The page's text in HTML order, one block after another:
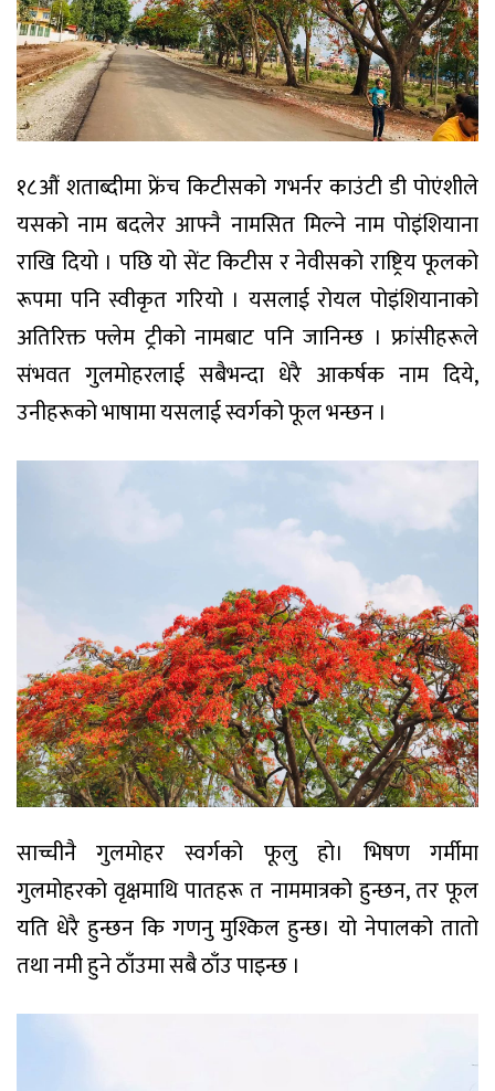
१८औं शताब्दीमा फ्रेंच किटीसको गभर्नर काउंटी डी पोएंशीले
यसको नाम बदलेर आफ्नै नामसित मिल्ने नाम पोइंशियाना
राखि दियो । पछि यो सेंट किटीस र नेवीसको राष्ट्रिय फूलको
रूपमा पनि स्वीकृत गरियो । यसलाई रोयल पोइंशियानाको
अतिरिक्त फ्लेम ट्रीको नामबाट पनि जानिन्छ । फ्रांसीहरूले
संभवत गुलमोहरलाई सबैभन्दा धेरै आकर्षक नाम दिये,
उनीहरूको भाषामा यसलाई स्वर्गको फूल भन्छन ।
साच्चीनै गुलमोहर स्वर्गको फूलु हो। भिषण गर्मीमा
गुलमोहरको वृक्षमाथि पातहरू त नाममात्रको हुन्छन, तर फूल
यति धेरै हुन्छन कि गणनु मुश्किल हुन्छ। यो नेपालको तातो
तथा नमी हुने ठाँउमा सबै ठाँउ पाइन्छ ।